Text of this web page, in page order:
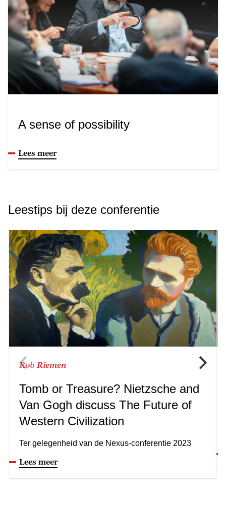
A sense of possibility
Lees meer
Leestips bij deze conferentie
Rob Riemen
Tomb or Treasure? Nietzsche and
Van Gogh discuss The Future of
Western Civilization
Ter gelegenheid van de Nexus-conferentie 2023
Lees meer